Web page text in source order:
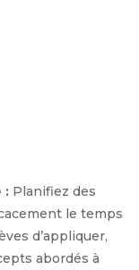
: Planifiez des
le temps
d’appliquer,
abordés à